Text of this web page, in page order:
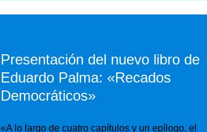
Presentación del nuevo libro de
Eduardo Palma: «Recados
Democráticos»
«A lo largo de cuatro capítulos y un epílogo, el